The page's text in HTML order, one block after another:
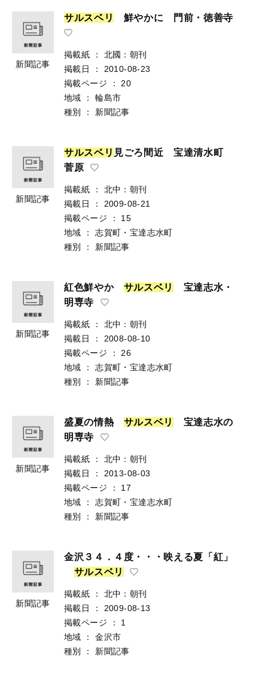
新聞記事
サルスベリ 鮮やかに 門前・徳善寺
掲載紙 ：
北國：朝刊
掲載日
：
2010-08-23
掲載ページ
：
20
地域
：
輪島市
種別
： 新聞記事
新聞記事
サルスベリ 見ごろ間近 宝達清水町
菅原
掲載紙 ：
北中：朝刊
掲載日
：
2009-08-21
掲載ページ
：
15
地域
：
志賀町・宝達志水町
種別
： 新聞記事
新聞記事
紅色鮮やか サルスベリ
宝達志水・
明専寺
掲載紙 ：
北中：朝刊
掲載日
：
2008-08-10
掲載ページ
：
26
地域
：
志賀町・宝達志水町
種別
： 新聞記事
新聞記事
盛夏の情熱 サルスベリ
宝達志水の
明専寺
掲載紙 ：
北中：朝刊
掲載日
：
2013-08-03
掲載ページ
：
17
地域
：
志賀町・宝達志水町
種別
： 新聞記事
新聞記事
金沢３４．４度・・・映える夏「紅」
サルスベリ
掲載紙 ：
北中：朝刊
掲載日
：
2009-08-13
掲載ページ
：
1
地域
：
金沢市
種別
： 新聞記事